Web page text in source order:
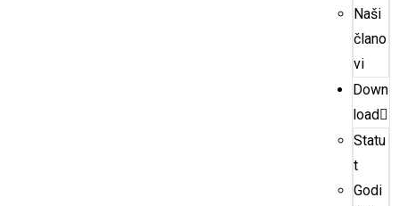
Naši
člano
vi
Down
load
Statu
t
Godi